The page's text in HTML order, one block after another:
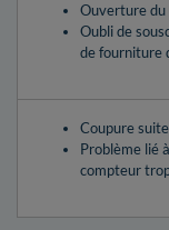
Ouverture
Oubli de
de fourniture
Coupure
Problème lié
compteur